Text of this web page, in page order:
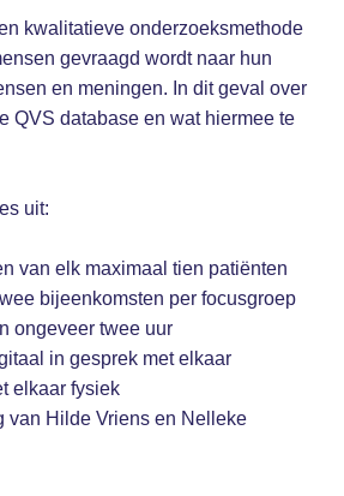
kwalitatieve onderzoeksmethode
gevraagd wordt naar hun
en meningen. In dit geval over
QVS database en wat hiermee te
uit:
van elk maximaal tien patiënten
bijeenkomsten per focusgroep
ongeveer twee uur
in gesprek met elkaar
elkaar fysiek
van Hilde Vriens en Nelleke